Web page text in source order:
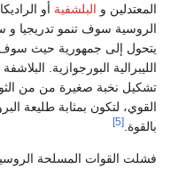
المعتدلين و البلشفية أو
الروسية سوف تنمو تدريجيا و
يتحول إلى جمهورية حيث سوف
الليبرالية البورجوازية.
تشكيل نخبة صغيرة من من
القوي، لتكون بمثابة طليعة
بالقوة. [5]
فشلت القوات المسلحة